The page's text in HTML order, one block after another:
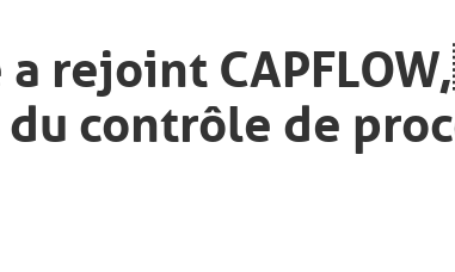
a rejoint
du contrôle de